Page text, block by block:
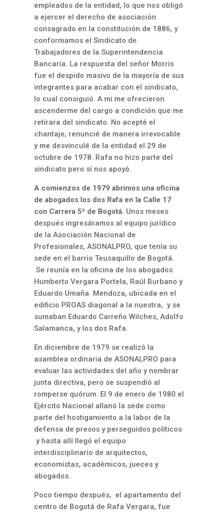
empleados de la entidad, lo que nos obligó
a ejercer el derecho de asociación
consagrado en la constitución de 1886, y
conformamos el Sindicato de
Trabajadores de la Superintendencia
Bancaria. La respuesta del señor Morris
fue el despido masivo de la mayoría de sus
integrantes para acabar con el sindicato,
lo cual consiguió. A mi me ofrecieron
ascenderme del cargo a condición que me
retirara del sindicato. No acepté el
chantaje, renuncié de manera irrevocable
y me desvinculé de la entidad el 29 de
octubre de 1978. Rafa no hizo parte del
sindicato pero sí nos apoyó.
A comienzos de 1979 abrimos una oficina
de abogados los dos Rafa en la Calle 17
con Carrera 5ª de Bogotá. Unos meses
después ingresáramos al equipo jurídico
de la Asociación Nacional de
Profesionales, ASONALPRO, que tenía su
sede en el barrio Teusaquillo de Bogotá.
Se reunía en la oficina de los abogados
Humberto Vergara Portela, Raúl Burbano y
Eduardo Umaña Mendoza, ubicada en el
edificio PROAS diagonal a la nuestra, y se
sumaban Eduardo Carreño Wilches, Adolfo
Salamanca, y los dos Rafa.
En diciembre de 1979 se realizó la
asamblea ordinaria de ASONALPRO para
evaluar las actividades del año y nombrar
junta directiva, pero se suspendió al
romperse quórum. El 9 de enero de 1980 el
Ejército Nacional allanó la sede como
parte del hostigamiento a la labor de la
defensa de presos y perseguidos políticos
y hasta allí llegó el equipo
interdisciplinario de arquitectos,
economistas, académicos, jueces y
abogados.
Poco tiempo después, el apartamento del
centro de Bogotá de Rafa Vergara, fue